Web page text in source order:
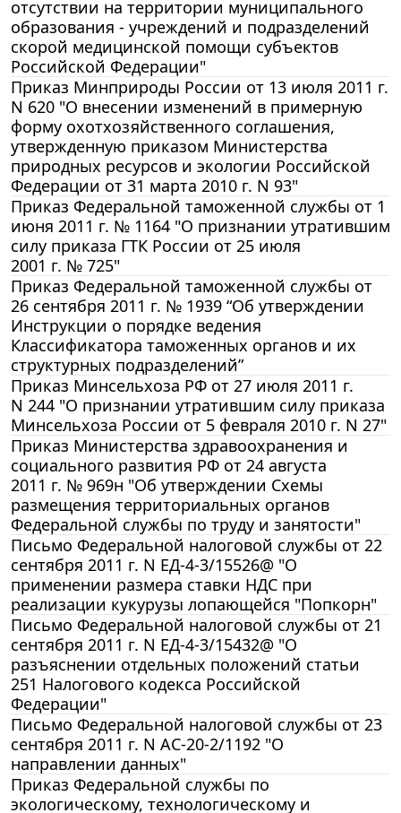
отсутствии на территории муниципального
образования - учреждений и подразделений
скорой медицинской помощи субъектов
Российской Федерации"
Приказ Минприроды России от 13 июля 2011 г.
N 620 "О внесении изменений в примерную
форму охотхозяйственного соглашения,
утвержденную приказом Министерства
природных ресурсов и экологии Российской
Федерации от 31 марта 2010 г. N 93"
Приказ Федеральной таможенной службы от 1
июня 2011 г. № 1164 "О признании утратившим
силу приказа ГТК России от 25 июля
2001 г. № 725"
Приказ Федеральной таможенной службы от
26 сентября 2011 г. № 1939 “Об утверждении
Инструкции о порядке ведения
Классификатора таможенных органов и их
структурных подразделений”
Приказ Минсельхоза РФ от 27 июля 2011 г.
N 244 "О признании утратившим силу приказа
Минсельхоза России от 5 февраля 2010 г. N 27"
Приказ Министерства здравоохранения и
социального развития РФ от 24 августа
2011 г. № 969н "Об утверждении Схемы
размещения территориальных органов
Федеральной службы по труду и занятости"
Письмо Федеральной налоговой службы от 22
сентября 2011 г. N ЕД-4-3/15526@ "О
применении размера ставки НДС при
реализации кукурузы лопающейся "Попкорн"
Письмо Федеральной налоговой службы от 21
сентября 2011 г. N ЕД-4-3/15432@ "О
разъяснении отдельных положений статьи
251 Налогового кодекса Российской
Федерации"
Письмо Федеральной налоговой службы от 23
сентября 2011 г. N АС-20-2/1192 "О
направлении данных"
Приказ Федеральной службы по
экологическому, технологическому и